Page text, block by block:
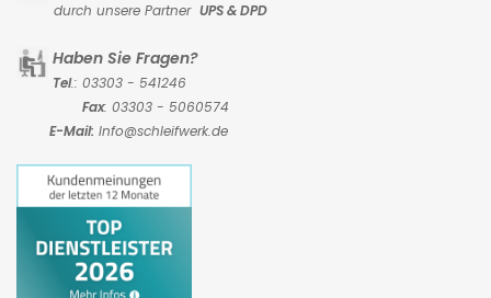
durch unsere Partner UPS & DPD
Haben Sie Fragen?
Tel.: 03303 - 541246
Fax: 03303 - 5060574
E-Mail: Info@schleifwerk.de